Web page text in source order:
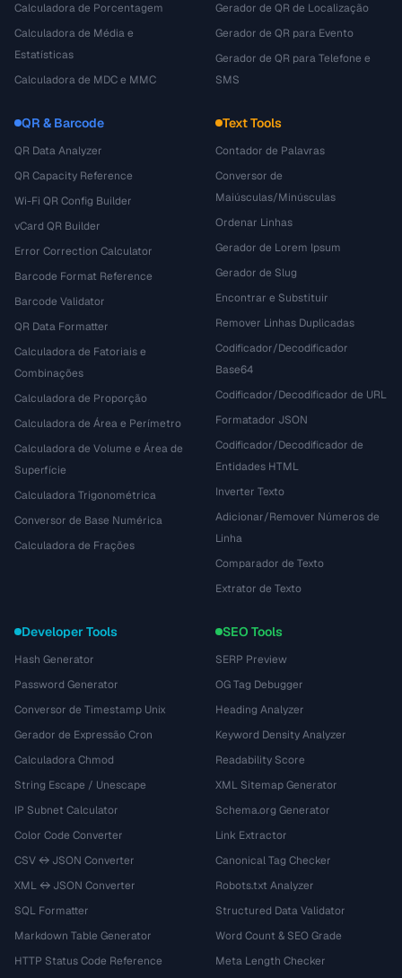
Calculadora de Porcentagem
Calculadora de Média e
Estatísticas
Calculadora de MDC e MMC
Gerador de QR de Localização
Gerador de QR para Evento
Gerador de QR para Telefone e
SMS
QR & Barcode
QR Data Analyzer
QR Capacity Reference
Wi-Fi QR Config Builder
vCard QR Builder
Error Correction Calculator
Barcode Format Reference
Barcode Validator
QR Data Formatter
Calculadora de Fatoriais e
Combinações
Calculadora de Proporção
Calculadora de Área e Perímetro
Calculadora de Volume e Área de
Superfície
Calculadora Trigonométrica
Conversor de Base Numérica
Calculadora de Frações
Text Tools
Contador de Palavras
Conversor de
Maiúsculas/Minúsculas
Ordenar Linhas
Gerador de Lorem Ipsum
Gerador de Slug
Encontrar e Substituir
Remover Linhas Duplicadas
Codificador/Decodificador
Base64
Codificador/Decodificador de URL
Formatador JSON
Codificador/Decodificador de
Entidades HTML
Inverter Texto
Adicionar/Remover Números de
Linha
Comparador de Texto
Extrator de Texto
Developer Tools
Hash Generator
Password Generator
Conversor de Timestamp Unix
Gerador de Expressão Cron
Calculadora Chmod
String Escape / Unescape
IP Subnet Calculator
Color Code Converter
CSV ↔ JSON Converter
XML ↔ JSON Converter
SQL Formatter
Markdown Table Generator
HTTP Status Code Reference
SEO Tools
SERP Preview
OG Tag Debugger
Heading Analyzer
Keyword Density Analyzer
Readability Score
XML Sitemap Generator
Schema.org Generator
Link Extractor
Canonical Tag Checker
Robots.txt Analyzer
Structured Data Validator
Word Count & SEO Grade
Meta Length Checker